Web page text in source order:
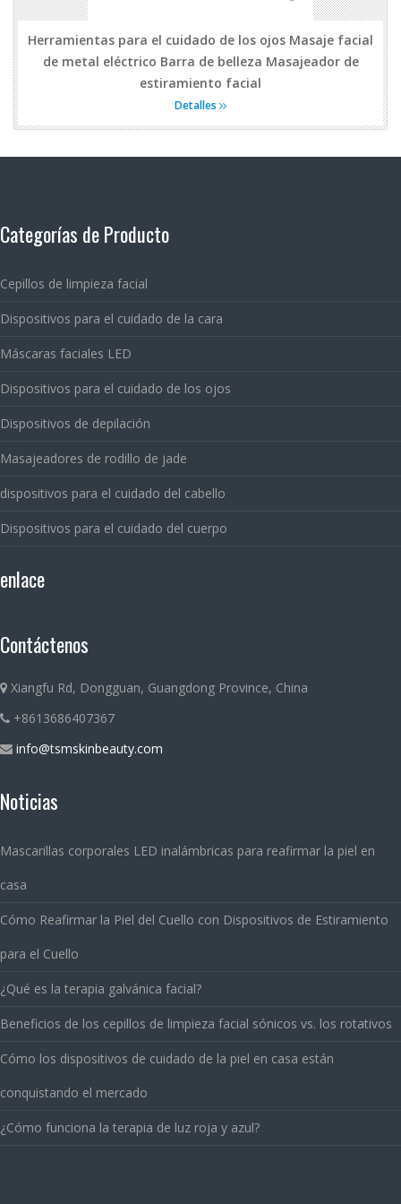
Herramientas para el cuidado de los ojos Masaje facial
de metal eléctrico Barra de belleza Masajeador de
estiramiento facial
Detalles
Categorías de Producto
Cepillos de limpieza facial
Dispositivos para el cuidado de la cara
Máscaras faciales LED
Dispositivos para el cuidado de los ojos
Dispositivos de depilación
Masajeadores de rodillo de jade
dispositivos para el cuidado del cabello
Dispositivos para el cuidado del cuerpo
enlace
Contáctenos
Xiangfu Rd, Dongguan, Guangdong Province, China
+8613686407367
info@tsmskinbeauty.com
Noticias
Mascarillas corporales LED inalámbricas para reafirmar la piel en
casa
Cómo Reafirmar la Piel del Cuello con Dispositivos de Estiramiento
para el Cuello
¿Qué es la terapia galvánica facial?
Beneficios de los cepillos de limpieza facial sónicos vs. los rotativos
Cómo los dispositivos de cuidado de la piel en casa están
conquistando el mercado
¿Cómo funciona la terapia de luz roja y azul?